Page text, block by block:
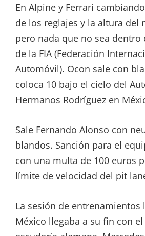
En Alpine y Ferrari
de los reglajes y la altura del
pero nada que no sea dentro
de la FIA (Federación
Automóvil). Ocon sale con
coloca 10 bajo el cielo del
Hermanos Rodríguez en
Sale Fernando Alonso con
blandos. Sanción para el
con una multa de 100 euros
límite de velocidad del pit
La sesión de entrenamientos
México llegaba a su fin con